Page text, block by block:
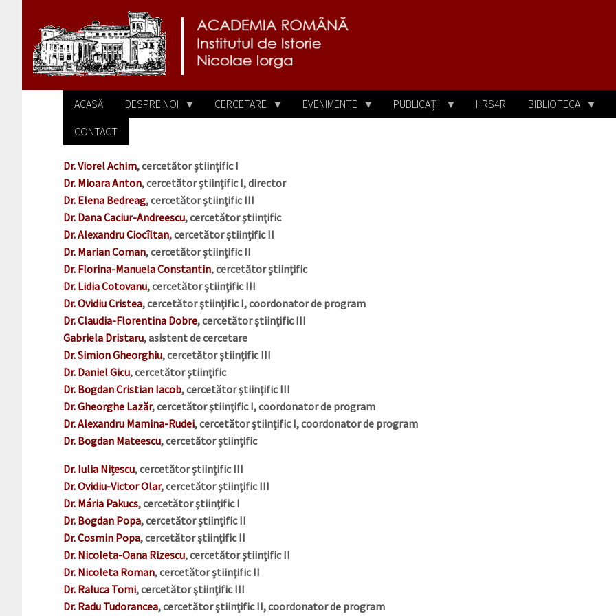
ACASĂ DESPRE NOI CERCETARE EVENIMENTE PUBLICAȚII HRS4R BIBLIOTECA
CONTACT
Dr. Viorel Achim, cercetător ştiinţific I
Dr. Mioara Anton, cercetător ştiinţific I, director
Dr. Elena Bedreag, cercetător ştiinţific III
Dr. Dana Caciur-Andreescu, cercetător ştiinţific
Dr. Alexandru Ciocîltan, cercetător ştiinţific II
Dr. Marian Coman, cercetător ştiinţific II
Dr. Florina-Manuela Constantin, cercetător ştiinţific
Dr. Lidia Cotovanu, cercetător ştiinţific III
Dr. Ovidiu Cristea, cercetător ştiinţific I, coordonator de program
Dr. Claudia-Florentina Dobre, cercetător ştiinţific III
Gabriela Dristaru, asistent de cercetare
Dr. Simion Gheorghiu, cercetător ştiinţific III
Dr. Daniel Gicu, cercetător ştiinţific
Dr. Bogdan Cristian Iacob, cercetător ştiinţific III
Dr. Gheorghe Lazăr, cercetător ştiinţific I, coordonator de program
Dr. Alexandru Mamina-Rudei, cercetător ştiinţific I, coordonator de program
Dr. Bogdan Mateescu, cercetător ştiinţific
Dr. Iulia Nițescu, cercetător ştiinţific III
Dr. Ovidiu-Victor Olar, cercetător ştiinţific III
Dr. Mária Pakucs, cercetător ştiinţific I
Dr. Bogdan Popa, cercetător ştiinţific II
Dr. Cosmin Popa, cercetător ştiinţific II
Dr. Nicoleta-Oana Rizescu, cercetător ştiinţific II
Dr. Nicoleta Roman, cercetător ştiinţific II
Dr. Raluca Tomi, cercetător ştiinţific III
Dr. Radu Tudorancea, cercetător ştiinţific II, coordonator de program